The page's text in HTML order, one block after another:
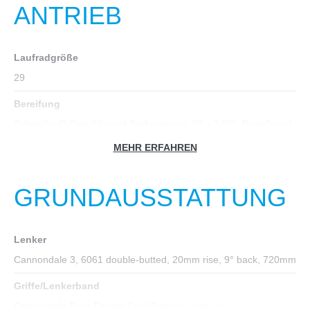
ANTRIEB
Laufradgröße
29
Bereifung
Nabe hinten
MEHR ERFAHREN
GRUNDAUSSTATTUNG
Lenker
Cannondale 3, 6061 double-butted, 20mm rise, 9° back, 720mm
Griffe/Lenkerband